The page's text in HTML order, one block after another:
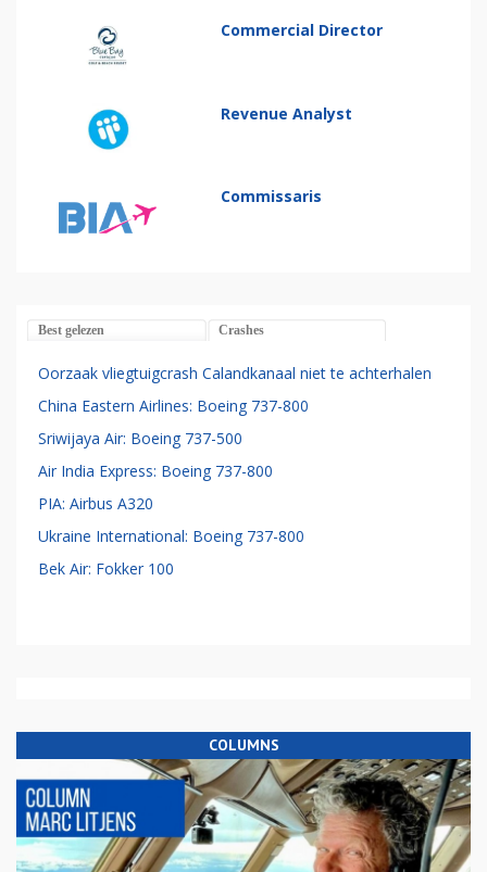
Commercial Director
Revenue Analyst
Commissaris
Best gelezen Crashes
Oorzaak vliegtuigcrash Calandkanaal niet te achterhalen
China Eastern Airlines: Boeing 737-800
Sriwijaya Air: Boeing 737-500
Air India Express: Boeing 737-800
PIA: Airbus A320
Ukraine International: Boeing 737-800
Bek Air: Fokker 100
COLUMNS